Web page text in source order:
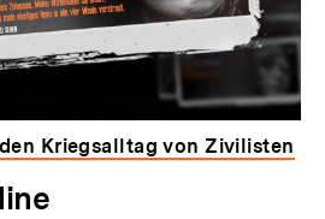
Kriegsalltag von Zivilisten